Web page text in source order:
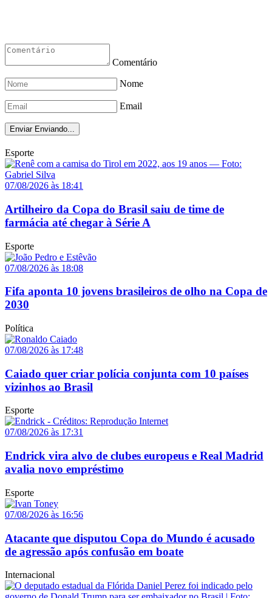
Comentário
Nome
Email
Enviar Enviando...
Esporte
07/08/2026 às 18:41
Artilheiro da Copa do Brasil saiu de time de
farmácia até chegar à Série A
Esporte
07/08/2026 às 18:08
Fifa aponta 10 jovens brasileiros de olho na Copa de
2030
Política
07/08/2026 às 17:48
Caiado quer criar polícia conjunta com 10 países
vizinhos ao Brasil
Esporte
07/08/2026 às 17:31
Endrick vira alvo de clubes europeus e Real Madrid
avalia novo empréstimo
Esporte
07/08/2026 às 16:56
Atacante que disputou Copa do Mundo é acusado
de agressão após confusão em boate
Internacional